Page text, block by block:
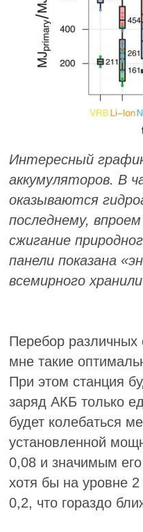
Интересный
аккумуляторов. В
оказываются
последнему,
сжигание
панели показана
всемирного
Перебор
мне такие
При этом станция
заряд АКБ только
будет колебаться
установленной
0,08 и значимым
хотя бы на уровне
0,2, что гораздо